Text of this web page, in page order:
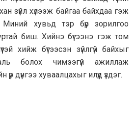
зүйл хүлээж байгаа байхдаа гэж
хувьд тэр бүр зорилгоо
биш. Хийнэ бүтээнэ гэж том
хийж бүтээсэн зүйлгүй байхыг
аль болох чимээгүй ажиллаж
дүнгээ хуваалцахыг илүүд үздэг.